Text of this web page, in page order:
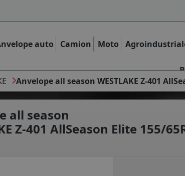
auto Camion Moto
Anvelope all season WESTLAKE Z-401
all season
Z-401 AllSeason Elite 155/